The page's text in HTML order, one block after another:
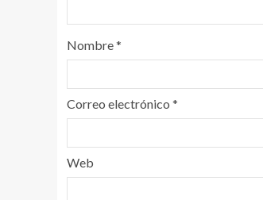
Nombre*
Correo electrónico *
Web